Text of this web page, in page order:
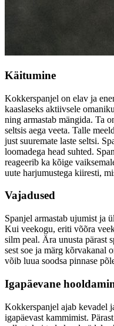
Käitumine
Kokkerspanjel on elav ja
kaaslaseks aktiivsele
ning armastab mängida. Ta
seltsis aega veeta. Talle
just suuremate laste seltsi.
loomadega head suhted.
reageerib ka kõige
uute harjumustega kiiresti,
Vajadused
Spanjel armastab ujumist ja
Kui veekogu, eriti võõra
silm peal. Ära unusta pärast
sest soe ja märg kõrvakanal
võib luua soodsa pinnase
Igapäevane
Kokkerspanjel ajab kevadel
igapäevast kammimist.